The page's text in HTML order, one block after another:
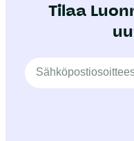
Tilaa